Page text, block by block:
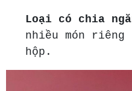
Loại có chia
nhiều món
hộp.